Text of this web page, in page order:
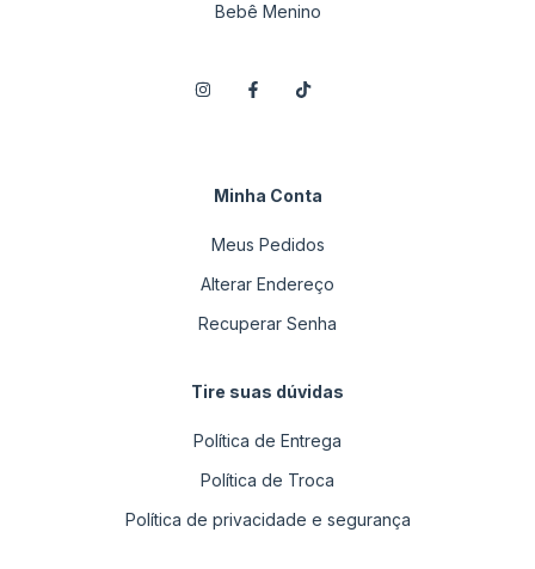
Bebê Menino
Minha Conta
Meus Pedidos
Alterar Endereço
Recuperar Senha
Tire suas dúvidas
Política de Entrega
Política de Troca
Política de privacidade e segurança